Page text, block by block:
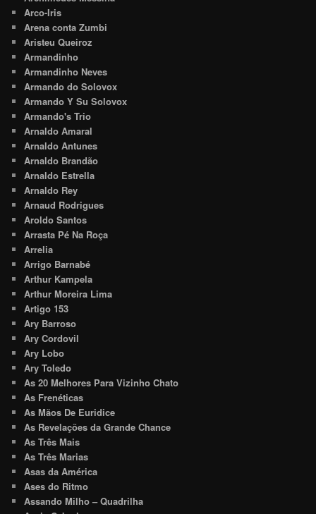
Arco-Iris
Arena conta Zumbi
Aristeu Queiroz
Armandinho
Armandinho Neves
Armando do Solovox
Armando Y Su Solovox
Armando's Trio
Arnaldo Amaral
Arnaldo Antunes
Arnaldo Brandão
Arnaldo Estrella
Arnaldo Rey
Arnaud Rodrigues
Aroldo Santos
Arrasta Pé Na Roça
Arrelia
Arrigo Barnabé
Arthur Kampela
Arthur Moreira Lima
Artigo 153
Ary Barroso
Ary Cordovil
Ary Lobo
Ary Toledo
As 20 Melhores Para Vizinho Chato
As Frenéticas
As Mãos De Euridice
As Revelações da Grande Chance
As Três Mais
As Três Marias
Asas da América
Ases do Ritmo
Assando Milho – Quadrilha